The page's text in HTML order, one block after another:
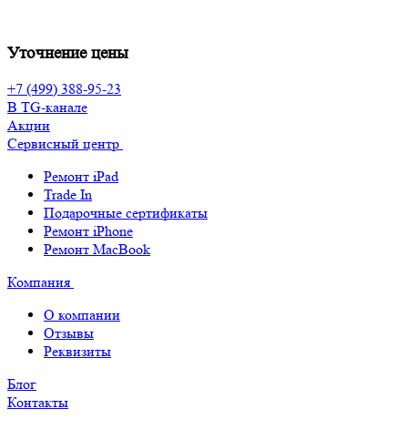
Уточнение цены
+7 (499) 388-95-23
В TG-канале
Акции
Сервисный центр
Ремонт iPad
Trade In
Подарочные сертификаты
Ремонт iPhone
Ремонт MacBook
Компания
О компании
Отзывы
Реквизиты
Блог
Контакты